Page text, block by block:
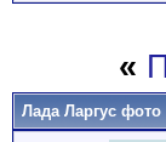
«
Лада Ларгус фото